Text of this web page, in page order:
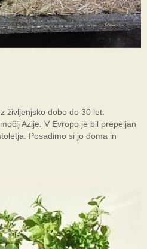
življenjsko dobo do 30 let.
Azije. V Evropo je bil prepeljan
Posadimo si jo doma in